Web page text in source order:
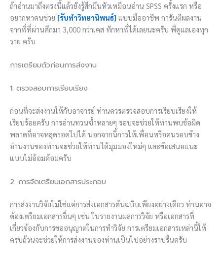
ถ้าอ่านมาถึงตรงนี้แล้วยังรู้สึกมึนหัวเหมือนอ่าน SPSS ครั้งแรก หรือ
อยากหาคนช่วย [รับทำวิทยานิพนธ์] แบบมืออาชีพ การันตีผลงาน
จากพี่ที่ผ่านศึกมา 3,000 กว่าเคส ทักหาพี่ได้เลยนะครับ พี่ดูแลเองทุก
ราย ครับ
การเตรียมตัวก่อนการส่งงาน
1. ตรวจสอบการเรียบเรียง
ก่อนที่จะส่งงานให้กับอาจารย์ ท่านควรตรวจสอบการเรียบเรียงให้
เรียบร้อยครับ การอ่านทวนซ้ำหลายๆ รอบจะช่วยให้ท่านพบข้อผิด
พลาดที่อาจหลุดรอดไปได้ นอกจากนี้การให้เพื่อนหรือคนรอบข้าง
อ่านงานของท่านจะช่วยให้ท่านได้มุมมองใหม่ๆ และข้อเสนอแนะ
แบบไม่อ้อมค้อมครับ
2. การจัดเตรียมเอกสารประกอบ
การส่งงานวิจัยไม่ใช่แค่การส่งเอกสารต้นฉบับเพียงอย่างเดียว ท่านอาจ
ต้องเตรียมเอกสารอื่นๆ เช่น ใบรายงานผลการวิจัย หรือเอกสารที่
เกี่ยวข้องกับการขออนุญาตในการทำวิจัย การเตรียมเอกสารเหล่านี้ให้
ครบถ้วนจะช่วยให้การส่งงานของท่านเป็นไปอย่างราบรื่นครับ